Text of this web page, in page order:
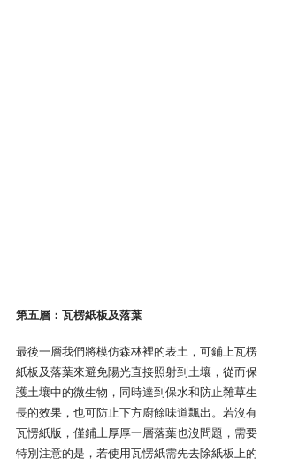
第五層：瓦楞紙板及落葉
最後一層我們將模仿森林裡的表土，可鋪上瓦楞
紙板及落葉來避免陽光直接照射到土壤，從而保
護土壤中的微生物，同時達到保水和防止雜草生
長的效果，也可防止下方廚餘味道飄出。若沒有
瓦愣紙版，僅鋪上厚厚一層落葉也沒問題，需要
特別注意的是，若使用瓦愣紙需先去除紙板上的